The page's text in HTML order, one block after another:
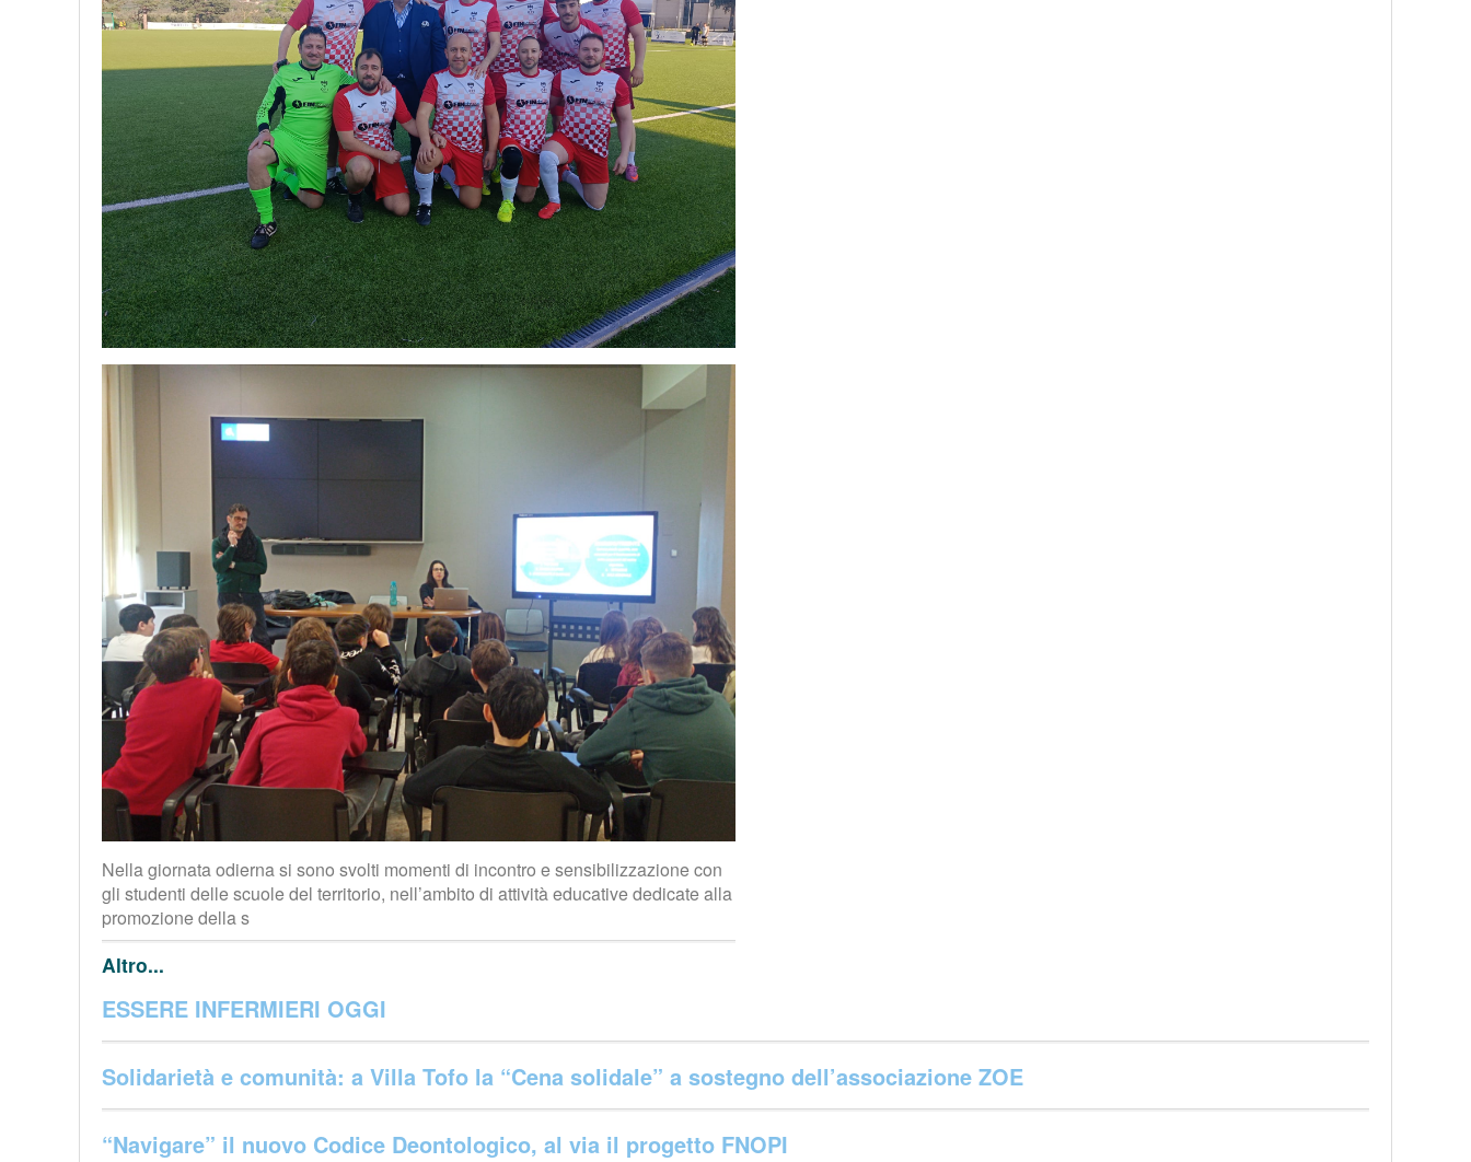
Nella giornata odierna si sono svolti momenti di incontro e sensibilizzazione con
gli studenti delle scuole del territorio, nell’ambito di attività educative dedicate alla
promozione della s
Altro...
ESSERE INFERMIERI OGGI
Solidarietà e comunità: a Villa Tofo la “Cena solidale” a sostegno dell’associazione ZOE
“Navigare” il nuovo Codice Deontologico, al via il progetto FNOPI